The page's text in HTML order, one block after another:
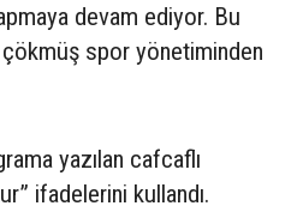
devam ediyor. Bu
spor yönetiminden
yazılan cafcaflı
ifadelerini kullandı.